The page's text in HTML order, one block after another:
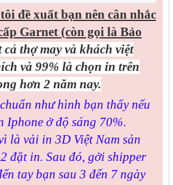
đề xuất bạn nên cân nhắc
Garnet (còn gọi là Bảo
cả thợ may và khách việt
và 99% là chọn in trên
hơn 2 năm nay.
như hình bạn thấy nếu
Iphone ở độ sáng 70%.
là vải in 3D Việt Nam sản
đặt in. Sau đó, gởi shipper
tay bạn sau 3 đến 7 ngày